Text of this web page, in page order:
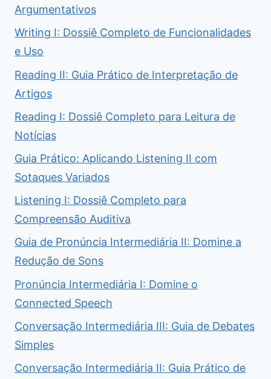
Argumentativos
Writing I: Dossiê Completo de Funcionalidades
e Uso
Reading II: Guia Prático de Interpretação de
Artigos
Reading I: Dossiê Completo para Leitura de
Notícias
Guia Prático: Aplicando Listening II com
Sotaques Variados
Listening I: Dossiê Completo para
Compreensão Auditiva
Guia de Pronúncia Intermediária II: Domine a
Redução de Sons
Pronúncia Intermediária I: Domine o
Connected Speech
Conversação Intermediária III: Guia de Debates
Simples
Conversação Intermediária II: Guia Prático de